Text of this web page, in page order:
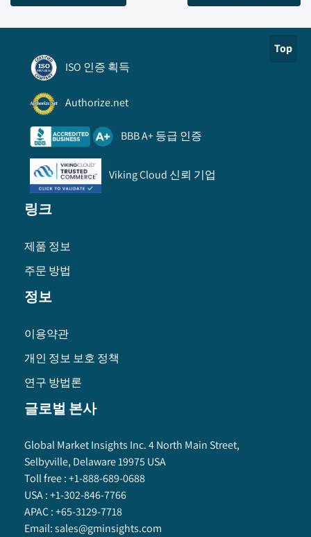
Top
ISO 인증 획득
Authorize.net
BBB A+ 등급 인증
Viking Cloud 신뢰 기업
링크
제품 정보
주문 방법
정보
이용약관
개인 정보 보호 정책
연구 방법론
글로벌 본사
Global Market Insights Inc. 4 North Main Street,
Selbyville, Delaware 19975 USA
Toll free :+1-888-689-0688
USA :+1-302-846-7766
APAC :+65-3129-7718
Email:sales@gminsights.com